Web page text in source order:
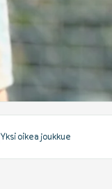
Yksi oikea joukkue